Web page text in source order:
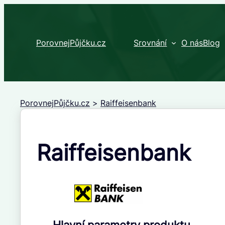
PorovnejPůjčku.cz
Srovnání O násBlog
PorovnejPůjčku.cz > Raiffeisenbank
Raiffeisenbank